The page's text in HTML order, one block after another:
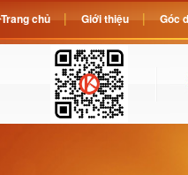
Trang chủ Giới thiệu Góc